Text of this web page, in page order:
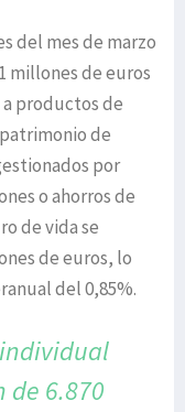
del mes de marzo
millones de euros
a productos de
de
por
o ahorros de
de vida se
de euros, lo
del 0,85%.
de 6.870